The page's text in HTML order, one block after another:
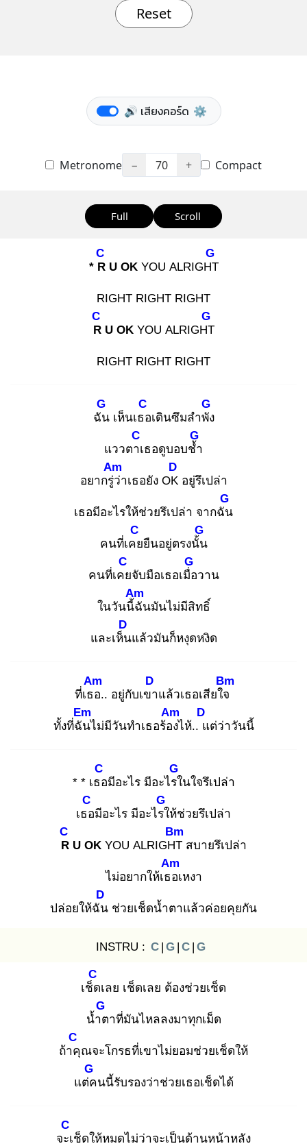
Reset
🔊 เสียงคอร์ด ⚙️
Metronome − 70 + Compact
Full Scroll
* R
C
U OKYOU ALRIGHT
G
RIGHT RIGHT RIGHT
R
C
U OKYOU ALRIGHT
G
RIGHT RIGHT RIGHT
ฉัน
G
เห็นเธอ
C
เดินซึมลำพัง
G
แววตาเ
C
ธอดูบอบช้ำ
G
อยากรู่ว่
Am
าเธอยัง OK
D
อยู่รึเปล่า
เธอมีอะไรให้ช่วยรึเปล่า จากฉัน
G
คนที่เคย
C
ยืนอยู่ตรงนั้น
G
คนที่เคย
C
จับมือเธอเมื่อ
G
วาน
ในวันนี้ฉั
Am
นมันไม่มีสิทธิ์
และเห็น
D
แล้วมันก็หงุดหงิด
ที่เธอ
Am
.. อยู่กับเขา
D
แล้วเธอเสียใจ
Bm
ทั้งที่ฉัน
Em
ไม่มีวันทำเธอร้อง
Am
ไห้.. แ
D
ต่ว่าวันนี้
* * เธอ
C
มีอะไร มีอะไรใ
G
นใจรึเปล่า
เธอ
C
มีอะไร มีอะไรใ
G
ห้ช่วยรึเปล่า
R
C
U OKYOU ALRIGHT
Bm
สบายรึเปล่า
ไม่อยากให้เธอ
Am
เหงา
ปล่อยให้ฉัน
D
ช่วยเช็ดน้ำตาแล้วค่อยคุยกัน
INSTRU : C | G | C | G
เช็ด
C
เลย เช็ดเลย ต้องช่วยเช็ด
น้ำต
G
าที่มันไหลลงมาทุกเม็ด
ถ้าคุ
C
ณจะโกรธที่เขาไม่ยอมช่วยเช็ดให้
แต่ค
G
นนี้รับรองว่าช่วยเธอเช็ดได้
จะเ
C
ช็ดให้หมดไม่ว่าจะเป็นด้านหน้าหลัง